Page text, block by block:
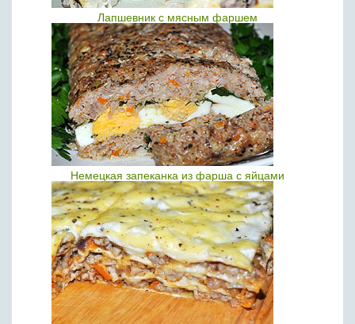
Лапшевник с мясным фаршем
Немецкая запеканка из фарша с яйцами